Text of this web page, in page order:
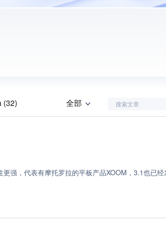
(32)
(2)
习 (1)
全部 搜索文章
强，代表有摩托罗拉的平板产品XOOM，3.1也已